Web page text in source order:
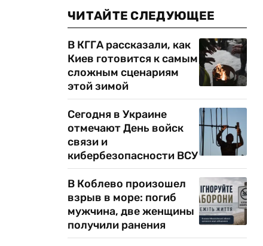
ЧИТАЙТЕ СЛЕДУЮЩЕЕ
В КГГА рассказали, как
Киев готовится к самым
сложным сценариям
этой зимой
Сегодня в Украине
отмечают День войск
связи и
кибербезопасности ВСУ
В Коблево произошел
взрыв в море: погиб
мужчина, две женщины
получили ранения